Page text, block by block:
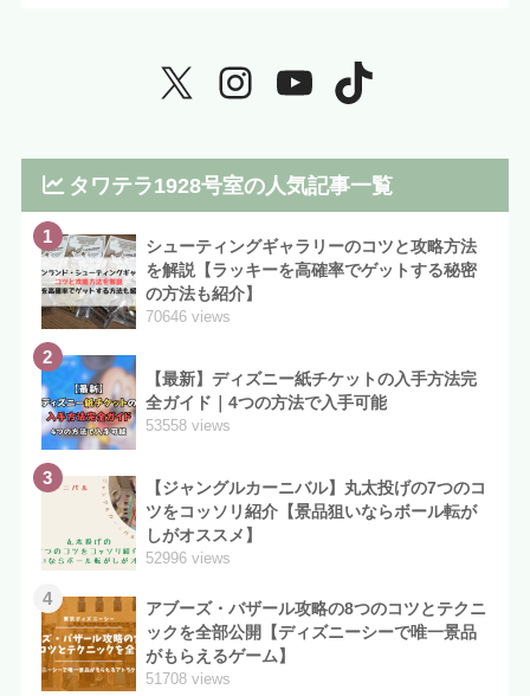
タワテラ1928号室の人気記事一覧
1
シューティングギャラリーのコツと攻略方法
を解説【ラッキーを高確率でゲットする秘密
の方法も紹介】
70646 views
2
【最新】ディズニー紙チケットの入手方法完
全ガイド｜4つの方法で入手可能
53558 views
3
【ジャングルカーニバル】丸太投げの7つのコ
ツをコッソリ紹介【景品狙いならボール転が
しがオススメ】
52996 views
4
アブーズ・バザール攻略の8つのコツとテクニ
ックを全部公開【ディズニーシーで唯一景品
がもらえるゲーム】
51708 views